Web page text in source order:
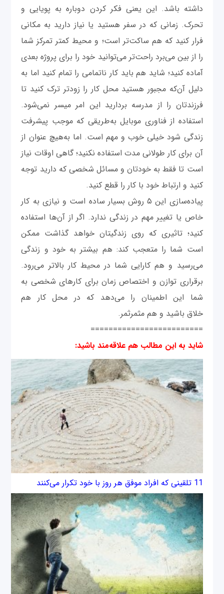
داشته باشد. این یعنی فکر کردن دوباره به پویایی و
تحرک. زمانی که در سفر هستید یا نیاز دارید به مکانی
فرار کنید که هم ساکت‌تر است؛ و محیط کمتر تمرکز شما
را از بین می‌برد راحت‌تر می‌توانید خود را برای پروژه بعدی
آماده کنید؛ شاید هم باید کار ناتمامی را تمام کنید اما به
دلیل آن‌که مجبور هستید محل کار را زودتر ترک کنید تا
فرزندتان را از مدرسه بردارید این امر میسر نمی‌شود.
استفاده از فناوری موبایل به‌طریقی که موجب پیشرفت
زندگی شود خیلی خوب و مهم است. اما به‌هیچ عنوان از
آن برای کار طولانی مدت استفاده نکنید؛ گاهی اوقات نیاز
است تا فقط به خودتان و مسائل شخصی که دارید توجه
کنید و ارتباط خود با کار را قطع کنید.
پیاده‌سازی این ۵ روش بسیار ساده است و نیازی به کار
خاص یا تغییر مهم در زندگی ندارد. اگر از آن‌‌ها استفاده
کنید؛ تاثیری که روی زندگیتان خواهد گذاشت ممکن
است شما را متعجب کند: هم بیشتر به خود و زندگی
می‌رسید و هم کارایی شما در محیط کار بالاتر می‌رود.
برقراری توازن و اختصاص زمان برای کارهای شخصی به
شما این اطمینان را می‌دهد که در محل کار هم
خلاق‌ باشید و هم مثمرثمر.
=========================
شاید به این مطالب هم علاقه‌مند باشید:
11 تلقينی كه افراد موفق هر روز با خود تكرار می‌كنند